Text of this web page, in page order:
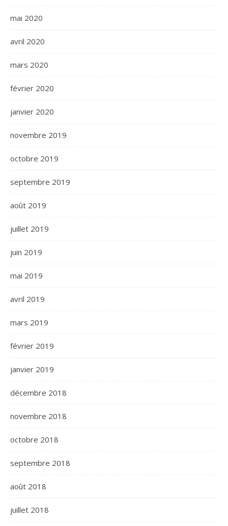
mai 2020
avril 2020
mars 2020
février 2020
janvier 2020
novembre 2019
octobre 2019
septembre 2019
août 2019
juillet 2019
juin 2019
mai 2019
avril 2019
mars 2019
février 2019
janvier 2019
décembre 2018
novembre 2018
octobre 2018
septembre 2018
août 2018
juillet 2018